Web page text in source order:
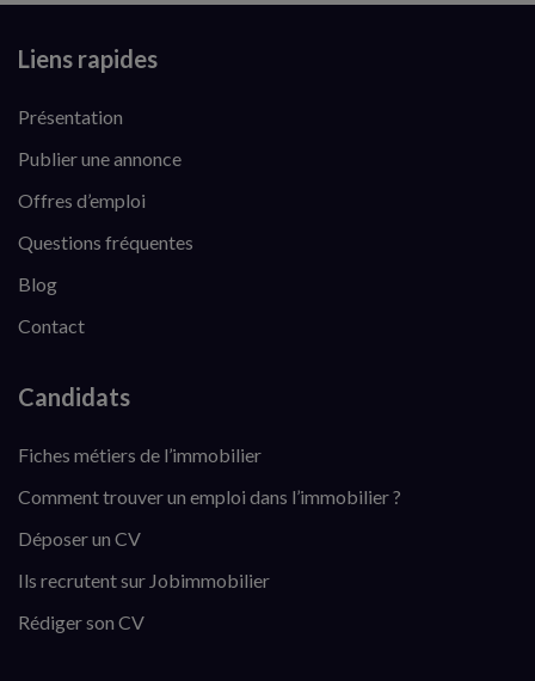
Liens rapides
Présentation
Publier une annonce
Offres d’emploi
Questions fréquentes
Blog
Contact
Candidats
Fiches métiers de l’immobilier
Comment trouver un emploi dans l’immobilier ?
Déposer un CV
Ils recrutent sur Jobimmobilier
Rédiger son CV